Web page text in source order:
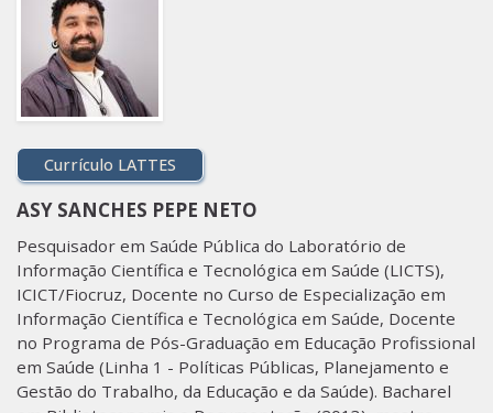
Currículo LATTES
ASY SANCHES PEPE NETO​
Pesquisador em Saúde Pública do Laboratório de
Informação Científica e Tecnológica em Saúde (LICTS),
ICICT/Fiocruz, Docente no Curso de Especialização em
Informação Científica e Tecnológica em Saúde, Docente
no Programa de Pós-Graduação em Educação Profissional
em Saúde (Linha 1 - Políticas Públicas, Planejamento e
Gestão do Trabalho, da Educação e da Saúde). Bacharel